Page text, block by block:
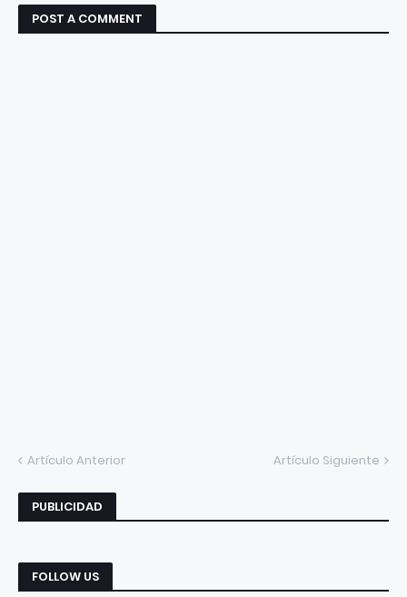
POST A COMMENT
Artículo Anterior Artículo Siguiente
PUBLICIDAD
FOLLOW US